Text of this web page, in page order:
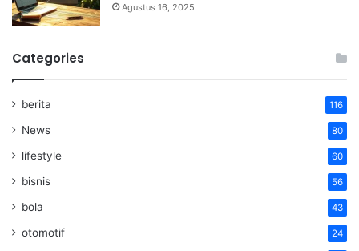
Agustus 16, 2025
Categories
berita 116
News 80
lifestyle 60
bisnis 56
bola 43
otomotif 24